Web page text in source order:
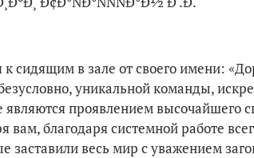
сидящим в зале от своего имени:
уникальной команды,
проявлением высочайшего
вам, благодаря системной работе
заставили весь мир с уважением